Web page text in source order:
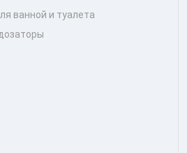
ванной и туалета